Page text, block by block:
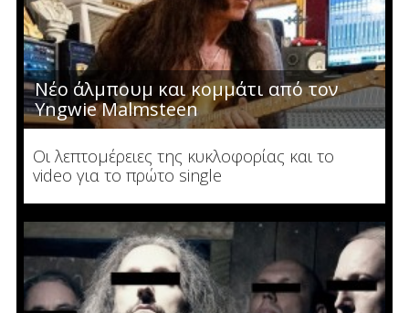
Νέο άλμπουμ και κομμάτι από τον
Yngwie Malmsteen
Οι λεπτομέρειες της κυκλοφορίας και το
video για το πρώτο single